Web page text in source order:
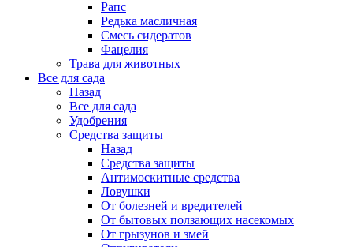
Рапс
Редька масличная
Смесь сидератов
Фацелия
Трава для животных
Все для сада
Назад
Все для сада
Удобрения
Средства защиты
Назад
Средства защиты
Антимоскитные средства
Ловушки
От болезней и вредителей
От бытовых ползающих насекомых
От грызунов и змей